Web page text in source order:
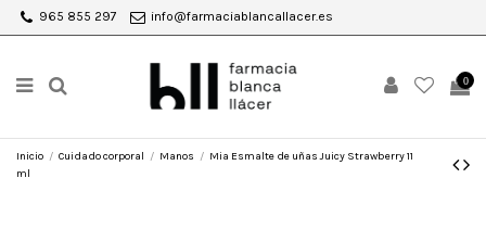
965 855 297 info@farmaciablancallacer.es
0
Inicio Cuidado corporal Manos
Mia Esmalte de uñas Juicy Strawberry 11
ml